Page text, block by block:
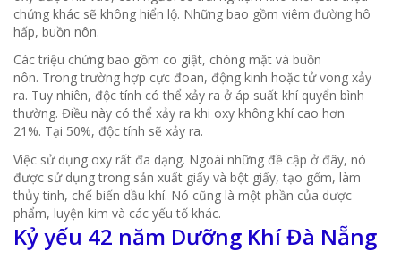
chứng khác sẽ không hiển lộ. Những bao gồm viêm đường hô
hấp, buồn nôn.
Các triệu chứng bao gồm co giật, chóng mặt và buồn
nôn. Trong trường hợp cực đoan, động kinh hoặc tử vong xảy
ra. Tuy nhiên, độc tính có thể xảy ra ở áp suất khí quyển bình
thường. Điều này có thể xảy ra khi oxy không khí cao hơn
21%. Tại 50%, độc tính sẽ xảy ra.
Việc sử dụng oxy rất đa dạng. Ngoài những đề cập ở đây, nó
được sử dụng trong sản xuất giấy và bột giấy, tạo gốm, làm
thủy tinh, chế biến dầu khí. Nó cũng là một phần của dược
phẩm, luyện kim và các yếu tố khác.
Kỷ yếu 42 năm Dưỡng Khí Đà Nẵng